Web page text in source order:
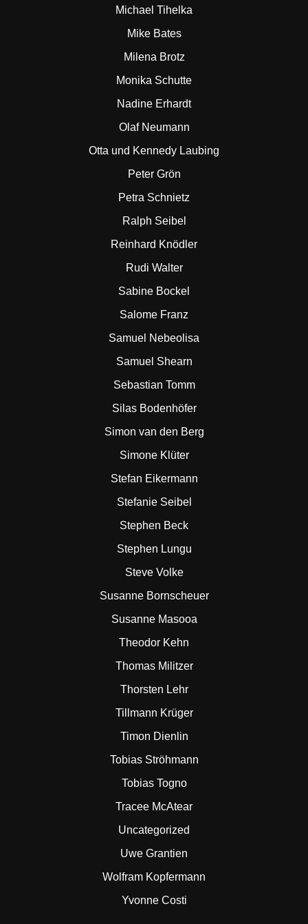
Michael Tihelka
Mike Bates
Milena Brotz
Monika Schutte
Nadine Erhardt
Olaf Neumann
Otta und Kennedy Laubing
Peter Grön
Petra Schnietz
Ralph Seibel
Reinhard Knödler
Rudi Walter
Sabine Bockel
Salome Franz
Samuel Nebeolisa
Samuel Shearn
Sebastian Tomm
Silas Bodenhöfer
Simon van den Berg
Simone Klüter
Stefan Eikermann
Stefanie Seibel
Stephen Beck
Stephen Lungu
Steve Volke
Susanne Bornscheuer
Susanne Masooa
Theodor Kehn
Thomas Militzer
Thorsten Lehr
Tillmann Krüger
Timon Dienlin
Tobias Ströhmann
Tobias Togno
Tracee McAtear
Uncategorized
Uwe Grantien
Wolfram Kopfermann
Yvonne Costi